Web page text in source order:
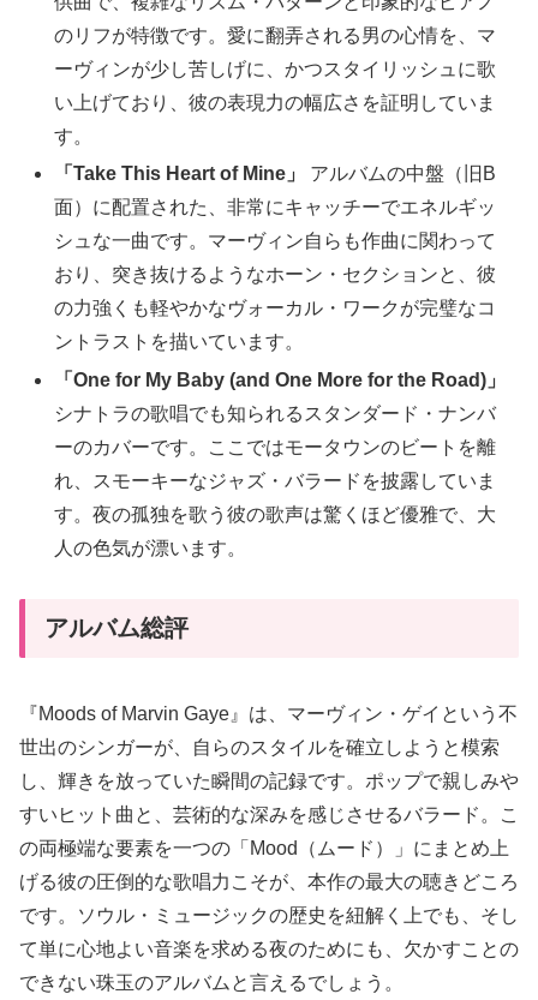
のリフが特徴です。愛に翻弄される男の心情を、マ
ーヴィンが少し苦しげに、かつスタイリッシュに歌
い上げており、彼の表現力の幅広さを証明していま
す。
「Take This Heart of Mine」
アルバムの中盤（旧B
面）に配置された、非常にキャッチーでエネルギッ
シュな一曲です。マーヴィン自らも作曲に関わって
おり、突き抜けるようなホーン・セクションと、彼
の力強くも軽やかなヴォーカル・ワークが完璧なコ
ントラストを描いています。
「One for My Baby (and One More for the Road)」
シナトラの歌唱でも知られるスタンダード・ナンバ
ーのカバーです。ここではモータウンのビートを離
れ、スモーキーなジャズ・バラードを披露していま
す。夜の孤独を歌う彼の歌声は驚くほど優雅で、大
人の色気が漂います。
アルバム総評
『Moods of Marvin Gaye』は、マーヴィン・ゲイという不
世出のシンガーが、自らのスタイルを確立しようと模索
し、輝きを放っていた瞬間の記録です。ポップで親しみや
すいヒット曲と、芸術的な深みを感じさせるバラード。こ
の両極端な要素を一つの「Mood（ムード）」にまとめ上
げる彼の圧倒的な歌唱力こそが、本作の最大の聴きどころ
です。ソウル・ミュージックの歴史を紐解く上でも、そし
て単に心地よい音楽を求める夜のためにも、欠かすことの
できない珠玉のアルバムと言えるでしょう。